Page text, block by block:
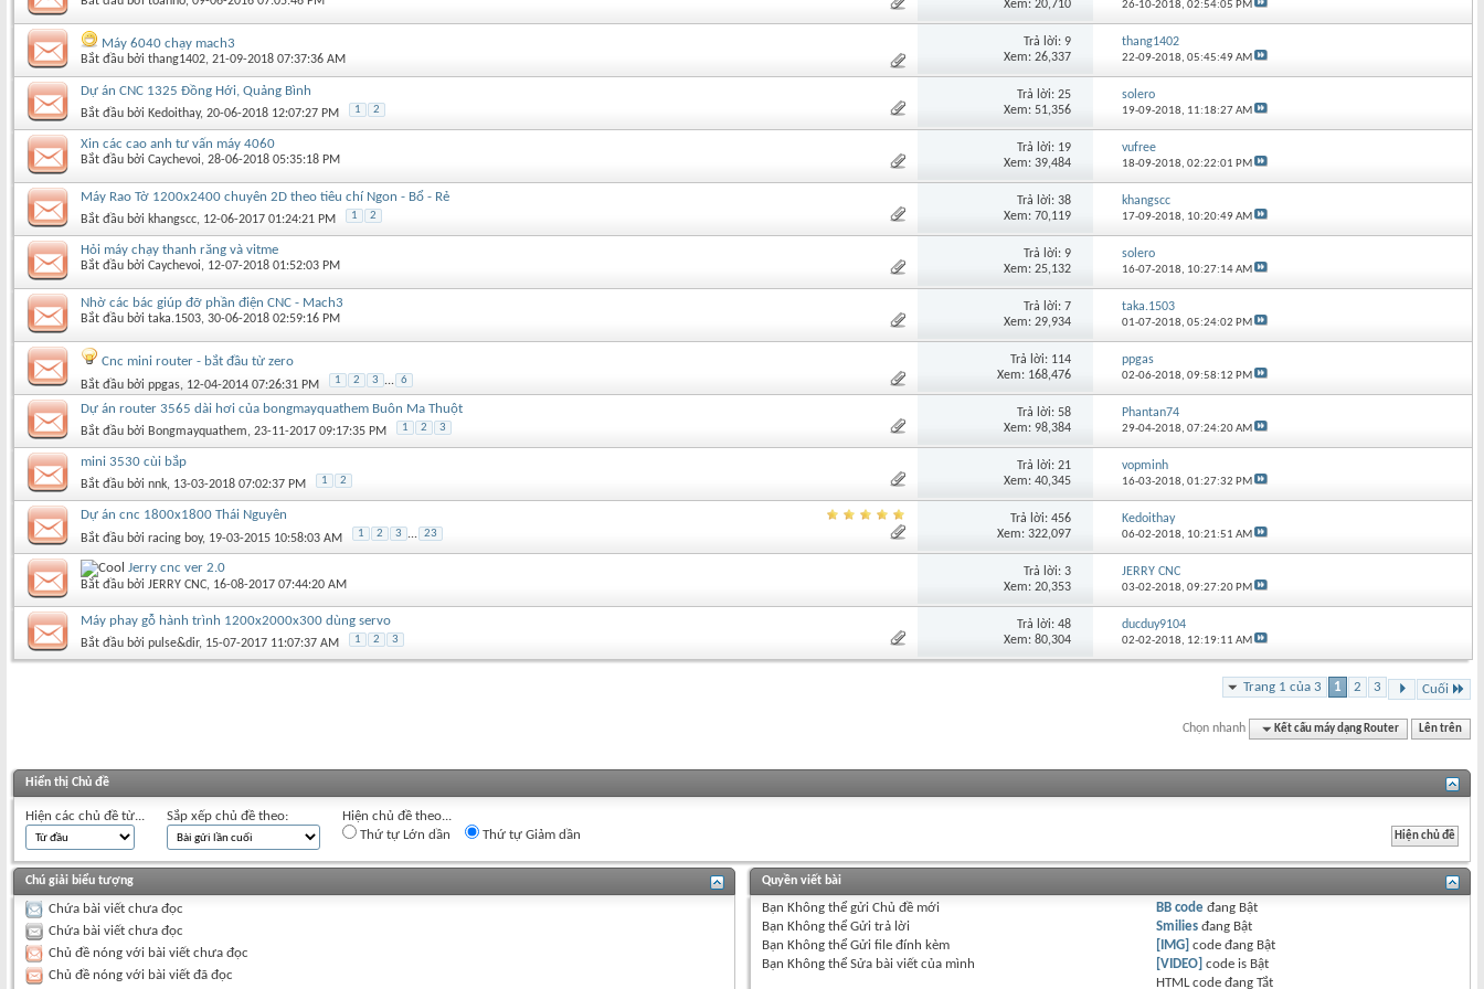
Xem: 20,710 26-10-2018,02:54:05 PM
Máy 6040 chạy mach3
Bắt đầu bởi thang1402‎, 21-09-2018 07:37:36 AM
Trả lời: 9
Xem: 26,337
thang1402
22-09-2018,05:45:49 AM
Dự án CNC 1325 Đồng Hới, Quảng Bình
Bắt đầu bởi Kedoithay‎, 20-06-2018 12:07:27 PM 1 2
Trả lời: 25
Xem: 51,356
solero
19-09-2018, 11:18:27 AM
Xin các cao anh tư vấn máy 4060
Bắt đầu bởi Caychevoi‎, 28-06-2018 05:35:18 PM
Trả lời: 19
Xem: 39,484
vufree
18-09-2018,02:22:01 PM
Máy Rao Tờ 1200x2400 chuyên 2D theo tiêu chí Ngon - Bổ - Rẻ
Bắt đầu bởi khangscc‎, 12-06-2017 01:24:21 PM 1 2
Trả lời: 38
Xem: 70,119
khangscc
17-09-2018, 10:20:49 AM
Hỏi máy chạy thanh răng và vitme
Bắt đầu bởi Caychevoi‎, 12-07-2018 01:52:03 PM
Trả lời: 9
Xem: 25,132
solero
16-07-2018, 10:27:14 AM
Nhờ các bác giúp đỡ phần điện CNC - Mach3
Bắt đầu bởi taka.1503‎, 30-06-2018 02:59:16 PM
Trả lời: 7
Xem: 29,934
taka.1503
01-07-2018,05:24:02 PM
Cnc mini router - bắt đầu từ zero
Bắt đầu bởi ppgas‎, 12-04-2014 07:26:31 PM 1 2 3 ... 6
Trả lời: 114
Xem: 168,476
ppgas
02-06-2018,09:58:12 PM
Dự án router 3565 dài hơi của bongmayquathem Buôn Ma Thuột
Bắt đầu bởi Bongmayquathem‎, 23-11-2017 09:17:35 PM 1 2 3
Trả lời: 58
Xem: 98,384
Phantan74
29-04-2018,07:24:20 AM
mini 3530 cùi bắp
Bắt đầu bởi nnk‎, 13-03-2018 07:02:37 PM 1 2
Trả lời: 21
Xem: 40,345
vopminh
16-03-2018,01:27:32 PM
Dự án cnc 1800x1800 Thái Nguyên
Bắt đầu bởi racing boy‎, 19-03-2015 10:58:03 AM 1 2 3 ... 23
Trả lời: 456
Xem: 322,097
Kedoithay
06-02-2018, 10:21:51 AM
Jerry cnc ver 2.0
Bắt đầu bởi JERRY CNC‎, 16-08-2017 07:44:20 AM
Trả lời: 3
Xem: 20,353
JERRY CNC
03-02-2018,09:27:20 PM
Máy phay gỗ hành trình 1200x2000x300 dùng servo
Bắt đầu bởi pulse&dir‎, 15-07-2017 11:07:37 AM 1 2 3
Trả lời: 48
Xem: 80,304
ducduy9104
02-02-2018, 12:19:11 AM
Trang 1 của 3 1 2 3 Cuối
Chọn nhanh Kết cấu máy dạng Router Lên trên
Hiển thị Chủ đề
Hiện các chủ đề từ... Sắp xếp chủ đề theo:
Hiện chủ đề theo...
Thứ tự Lớn dần
Thứ tự Giảm dần
Chú giải biểu tượng
Chứa bài viết chưa đọc
Chứa bài viết chưa đọc
Chủ đề nóng với bài viết chưa đọc
Chủ đề nóng với bài viết đã đọc
Quyền viết bài
Bạn Không thểgửi Chủ đề mới
Bạn Không thểGửi trả lời
Bạn Không thểGửi file đính kèm
Bạn Không thểSửa bài viết của mình
BB code đang Bật
Smilies đang Bật
[IMG] code đang Bật
[VIDEO] code is Bật
HTML code đangTắt